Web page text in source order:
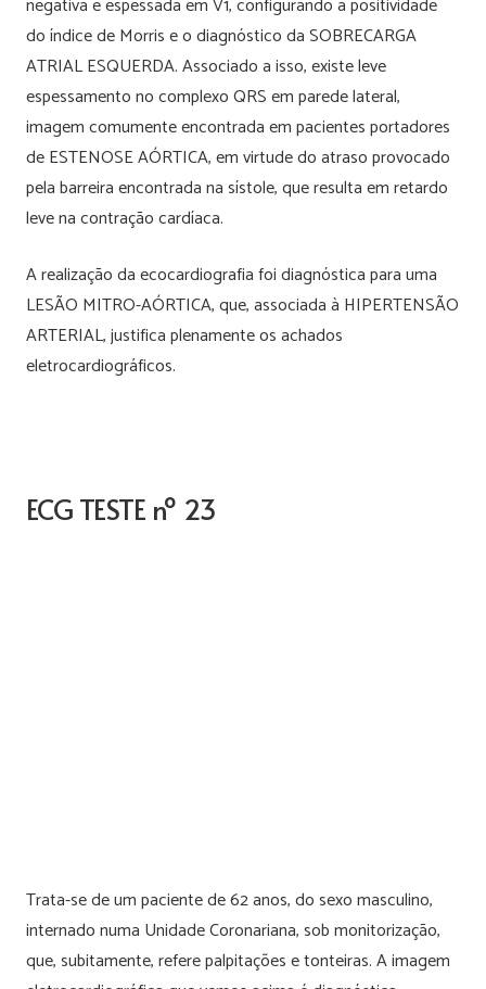
negativa e espessada em V1, configurando a positividade
do índice de Morris e o diagnóstico da SOBRECARGA
ATRIAL ESQUERDA. Associado a isso, existe leve
espessamento no complexo QRS em parede lateral,
imagem comumente encontrada em pacientes portadores
de ESTENOSE AÓRTICA, em virtude do atraso provocado
pela barreira encontrada na sístole, que resulta em retardo
leve na contração cardíaca.
A realização da ecocardiografia foi diagnóstica para uma
LESÃO MITRO-AÓRTICA, que, associada à HIPERTENSÃO
ARTERIAL, justifica plenamente os achados
eletrocardiográficos.
ECG TESTE nº 23
Trata-se de um paciente de 62 anos, do sexo masculino,
internado numa Unidade Coronariana, sob monitorização,
que, subitamente, refere palpitações e tonteiras. A imagem